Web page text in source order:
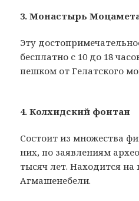
3. Монастырь
Эту
бесплатно с 10 до 18
пешком от Гелатского
4. Колхидский фонтан
Состоит из множества
них, по заявлениям
тысяч лет. Находится
Агмашенебели.